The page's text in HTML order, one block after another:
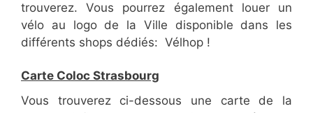
trouverez. Vous pourrez également louer un
vélo au logo de la Ville disponible dans les
différents shops dédiés: Vélhop !
Carte Coloc Strasbourg
Vous trouverez ci-dessous une carte de la